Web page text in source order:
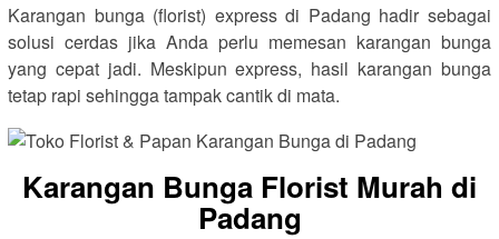
Karangan bunga (florist) express di Padang hadir sebagai
solusi cerdas jika Anda perlu memesan karangan bunga
yang cepat jadi. Meskipun express, hasil karangan bunga
tetap rapi sehingga tampak cantik di mata.
Karangan Bunga Florist Murah di
Padang